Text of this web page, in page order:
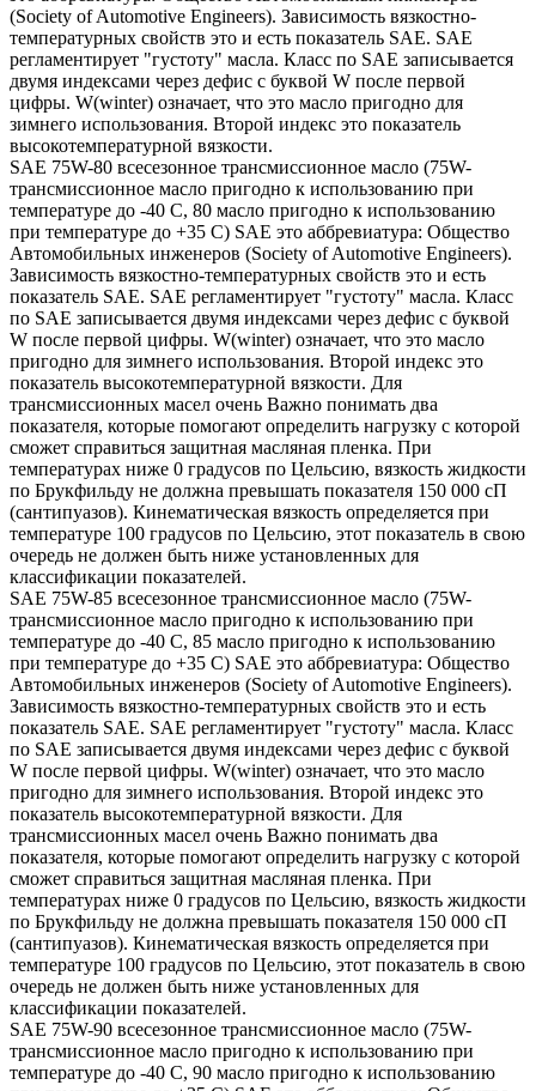
(Society of Automotive Engineers). Зависимость вязкостно-
температурных свойств это и есть показатель SAE. SAE
регламентирует "густоту" масла. Класс по SAE записывается
двумя индексами через дефис с буквой W после первой
цифры. W(winter) означает, что это масло пригодно для
зимнего использования. Второй индекс это показатель
высокотемпературной вязкости.
SAE 75W-80 всесезонное трансмиссионное масло (75W-
трансмиссионное масло пригодно к использованию при
температуре до -40 С, 80 масло пригодно к использованию
при температуре до +35 С) SAE это аббревиатура: Общество
Автомобильных инженеров (Society of Automotive Engineers).
Зависимость вязкостно-температурных свойств это и есть
показатель SAE. SAE регламентирует "густоту" масла. Класс
по SAE записывается двумя индексами через дефис с буквой
W после первой цифры. W(winter) означает, что это масло
пригодно для зимнего использования. Второй индекс это
показатель высокотемпературной вязкости. Для
трансмиссионных масел очень Важно понимать два
показателя, которые помогают определить нагрузку с которой
сможет справиться защитная масляная пленка. При
температурах ниже 0 градусов по Цельсию, вязкость жидкости
по Брукфильду не должна превышать показателя 150 000 сП
(сантипуазов). Кинематическая вязкость определяется при
температуре 100 градусов по Цельсию, этот показатель в свою
очередь не должен быть ниже установленных для
классификации показателей.
SAE 75W-85 всесезонное трансмиссионное масло (75W-
трансмиссионное масло пригодно к использованию при
температуре до -40 С, 85 масло пригодно к использованию
при температуре до +35 С) SAE это аббревиатура: Общество
Автомобильных инженеров (Society of Automotive Engineers).
Зависимость вязкостно-температурных свойств это и есть
показатель SAE. SAE регламентирует "густоту" масла. Класс
по SAE записывается двумя индексами через дефис с буквой
W после первой цифры. W(winter) означает, что это масло
пригодно для зимнего использования. Второй индекс это
показатель высокотемпературной вязкости. Для
трансмиссионных масел очень Важно понимать два
показателя, которые помогают определить нагрузку с которой
сможет справиться защитная масляная пленка. При
температурах ниже 0 градусов по Цельсию, вязкость жидкости
по Брукфильду не должна превышать показателя 150 000 сП
(сантипуазов). Кинематическая вязкость определяется при
температуре 100 градусов по Цельсию, этот показатель в свою
очередь не должен быть ниже установленных для
классификации показателей.
SAE 75W-90 всесезонное трансмиссионное масло (75W-
трансмиссионное масло пригодно к использованию при
температуре до -40 С, 90 масло пригодно к использованию